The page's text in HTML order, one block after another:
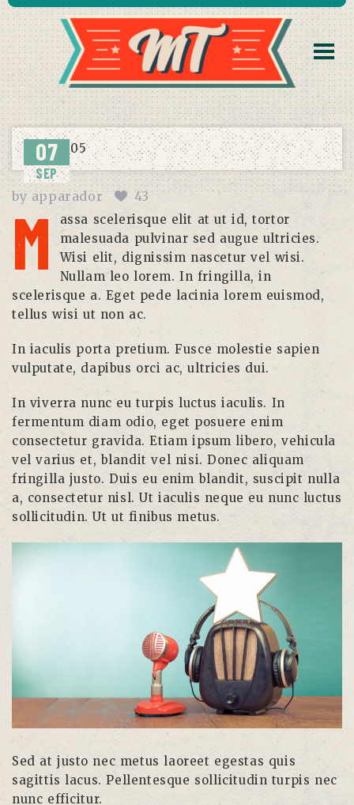
07
SEP
byapparador 43
M
assa scelerisque elit at ut id, tortor
malesuada pulvinar sed augue ultricies.
Wisi elit, dignissim nascetur vel wisi.
Nullam leo lorem. In fringilla, in
scelerisque a. Eget pede lacinia lorem euismod,
tellus wisi ut non ac.
In iaculis porta pretium. Fusce molestie sapien
vulputate, dapibus orci ac, ultricies dui.
In viverra nunc eu turpis luctus iaculis. In
fermentum diam odio, eget posuere enim
consectetur gravida. Etiam ipsum libero, vehicula
vel varius et, blandit vel nisi. Donec aliquam
fringilla justo. Duis eu enim blandit, suscipit nulla
a, consectetur nisl. Ut iaculis neque eu nunc luctus
sollicitudin. Ut ut finibus metus.
Sed at justo nec metus laoreet egestas quis
sagittis lacus. Pellentesque sollicitudin turpis nec
nunc efficitur.